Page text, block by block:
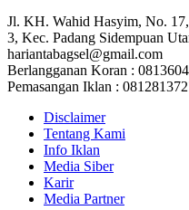
Jl. KH. Wahid Hasyim, No.
3, Kec. Padang Sidempuan
hariantabagsel@gmail.com
Berlangganan Koran :
Pemasangan Iklan :
Disclaimer
Tentang Kami
Info Iklan
Media Siber
Karir
Media Partner